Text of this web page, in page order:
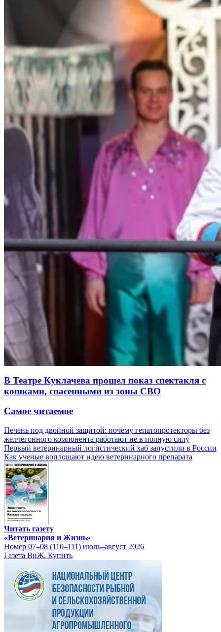
В Театре Куклачева прошел показ спектакля с
кошками, спасенными из зоны СВО
Самое читаемое
Печень под двойной защитой: почему гепатопротекторы без
желчегонного компонента работают не в полную силу
Первый ветеринарный логистический хаб запустили в России
Как ученые воплощают идею ветеринарного препарата
Читать газету
«Ветеринария и Жизнь»
Номер 07–08 (110–111) июль–август 2026
Газета ВиЖ. Купить